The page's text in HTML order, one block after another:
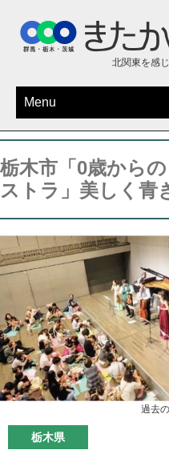
北関東を感
Menu
栃木市「0歳から
ストラ」美しく青
過去
栃木県